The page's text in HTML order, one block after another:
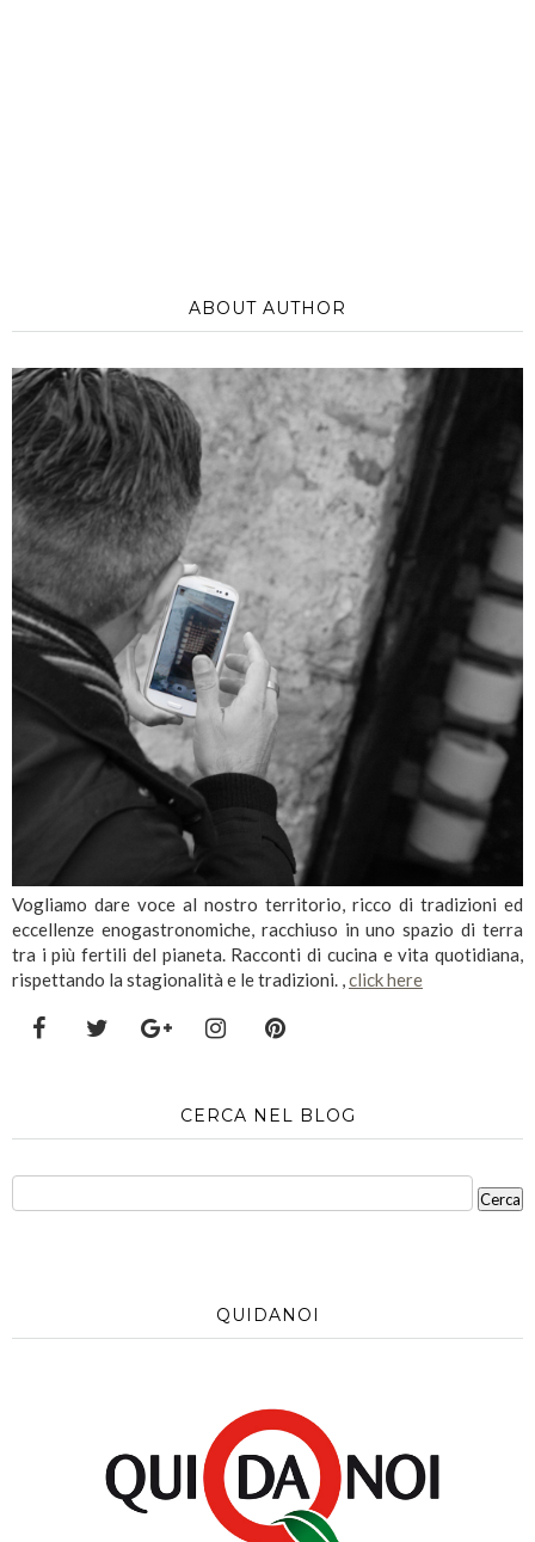
ABOUT AUTHOR
Vogliamo dare voce al nostro territorio, ricco di tradizioni ed
eccellenze enogastronomiche, racchiuso in uno spazio di terra
tra i più fertili del pianeta. Racconti di cucina e vita quotidiana,
rispettando la stagionalità e le tradizioni. ,click here
CERCA NEL BLOG
QUIDANOI